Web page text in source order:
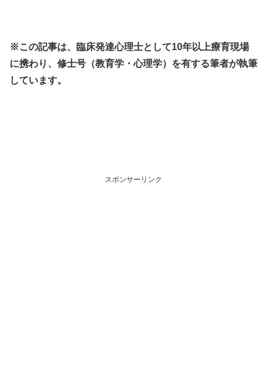
※この記事は、臨床発達心理士として10年以上療育現場
に携わり、修士号（教育学・心理学）を有する筆者が執筆
しています。
スポンサーリンク